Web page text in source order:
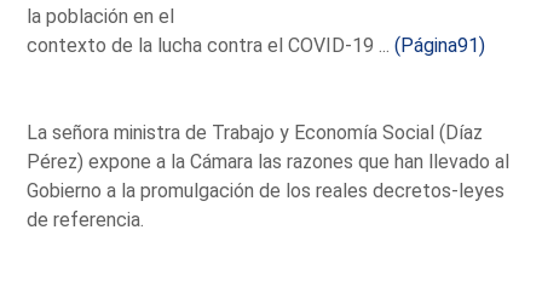
la población en el
contexto de la lucha contra el COVID-19 ...(Página91)
La señora ministra de Trabajo y Economía Social (Díaz
Pérez) expone a la Cámara las razones que han llevado al
Gobierno a la promulgación de los reales decretos-leyes
de referencia.